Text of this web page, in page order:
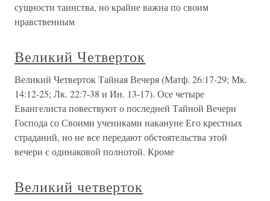
сущности таинства, но крайне важна по своим
нравственным
Великий Четверток
Великий Четверток Тайная Вечеря (Матф. 26:17-29; Мк.
14:12-25; Лк. 22:7-38 и Ин. 13-17). Осе четыре
Евангелиста повествуют о последней Тайной Вечери
Господа со Своими учениками накануне Его крестных
страданий, но не все передают обстоятельства этой
вечери с одинаковой полнотой. Кроме
Великий четверток